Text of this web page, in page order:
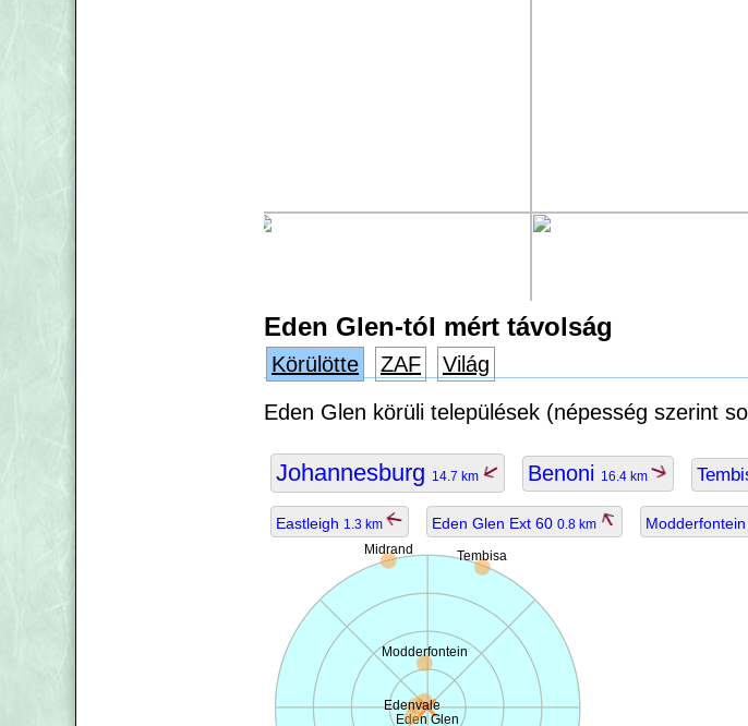
Eden Glen-tól mért távolság
Körülötte ZAF
Világ
Eden Glen körüli települések (népesség szerint
Johannesburg 14.7 km Benoni 16.4 km
Eastleigh 1.3 km Eden Glen Ext 60 0.8 km Modderfontein
Eden Glen
Tembisa
Midrand
Edenvale
Modderfontein